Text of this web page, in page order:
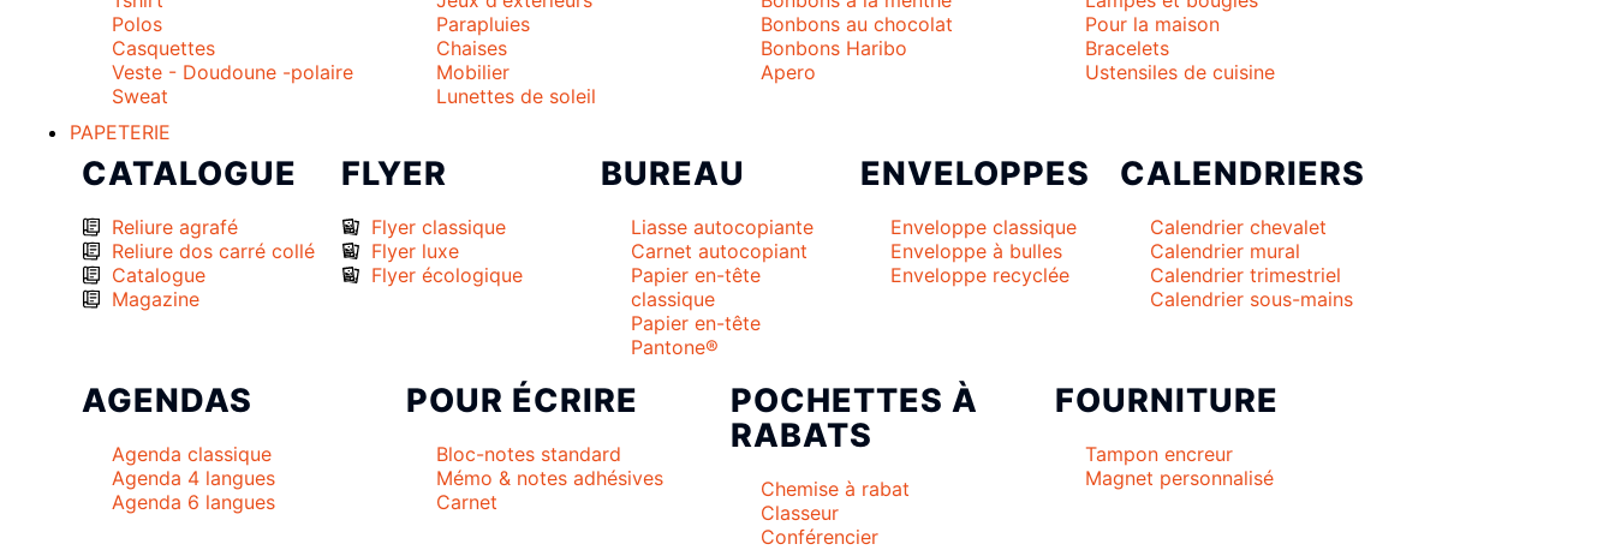
Polos
Casquettes
Veste - Doudoune -polaire
Sweat
Parapluies
Chaises
Mobilier
Lunettes de soleil
Bonbons au chocolat
Bonbons Haribo
Apero
Pour la maison
Bracelets
Ustensiles de cuisine
PAPETERIE
CATALOGUE
Reliure agrafé
Reliure dos carré collé
Catalogue
Magazine
FLYER
Flyer classique
Flyer luxe
Flyer écologique
BUREAU
Liasse autocopiante
Carnet autocopiant
Papier en-tête
classique
Papier en-tête
Pantone®
ENVELOPPES
Enveloppe classique
Enveloppe à bulles
Enveloppe recyclée
CALENDRIERS
Calendrier chevalet
Calendrier mural
Calendrier trimestriel
Calendrier sous-mains
AGENDAS
Agenda classique
Agenda 4 langues
Agenda 6 langues
POUR ÉCRIRE
Bloc-notes standard
Mémo & notes adhésives
Carnet
POCHETTES À
RABATS
Chemise à rabat
Classeur
Conférencier
FOURNITURE
Tampon encreur
Magnet personnalisé